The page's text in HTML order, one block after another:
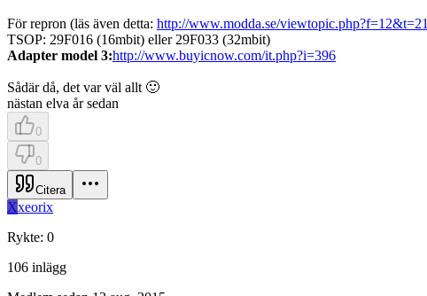
För repron (läs även detta: http://www.modda.se/viewtopic.php?f=12&t=21
TSOP: 29F016 (16mbit) eller 29F033 (32mbit)
Adapter model 3:http://www.buyicnow.com/it.php?i=396
Sådär då, det var väl allt 🙂
nästan elva år sedan
0
0
Citera
Xxeorix
Rykte: 0
106 inlägg